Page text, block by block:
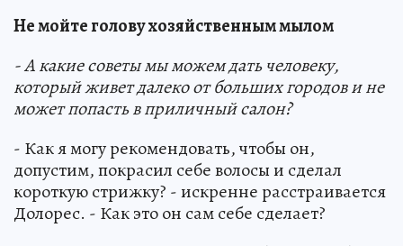
Не мойте голову хозяйственным мылом
- А какие советы мы можем дать человеку,
который живет далеко от больших городов и не
может попасть в приличный салон?
- Как я могу рекомендовать, чтобы он,
допустим, покрасил себе волосы и сделал
короткую стрижку? - искренне расстраивается
Долорес. - Как это он сам себе сделает?